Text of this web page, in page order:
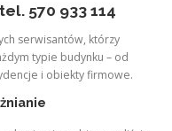
570 933 114
serwisantów, którzy
typie budynku – od
i obiekty firmowe.